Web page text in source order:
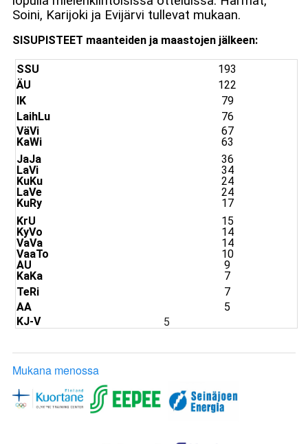
Soini, Karijoki ja Evijärvi tullevat mukaan.
SISUPISTEET maanteiden ja maastojen jälkeen:
SSU
193
ÄU
122
IK
79
LaihLu
76
VäVi
KaWi
67
63
JaJa
LaVi
KuKu
LaVe
KuRy
36
34
24
24
17
KrU
KyVo
VaVa
VaaTo
AU
KaKa
15
14
14
10
9
7
TeRi
7
AA
5
KJ-V
5
Mukana menossa